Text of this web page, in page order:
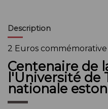
Description
2 Euros commémorative
Centenaire de
l'Université de
nationale